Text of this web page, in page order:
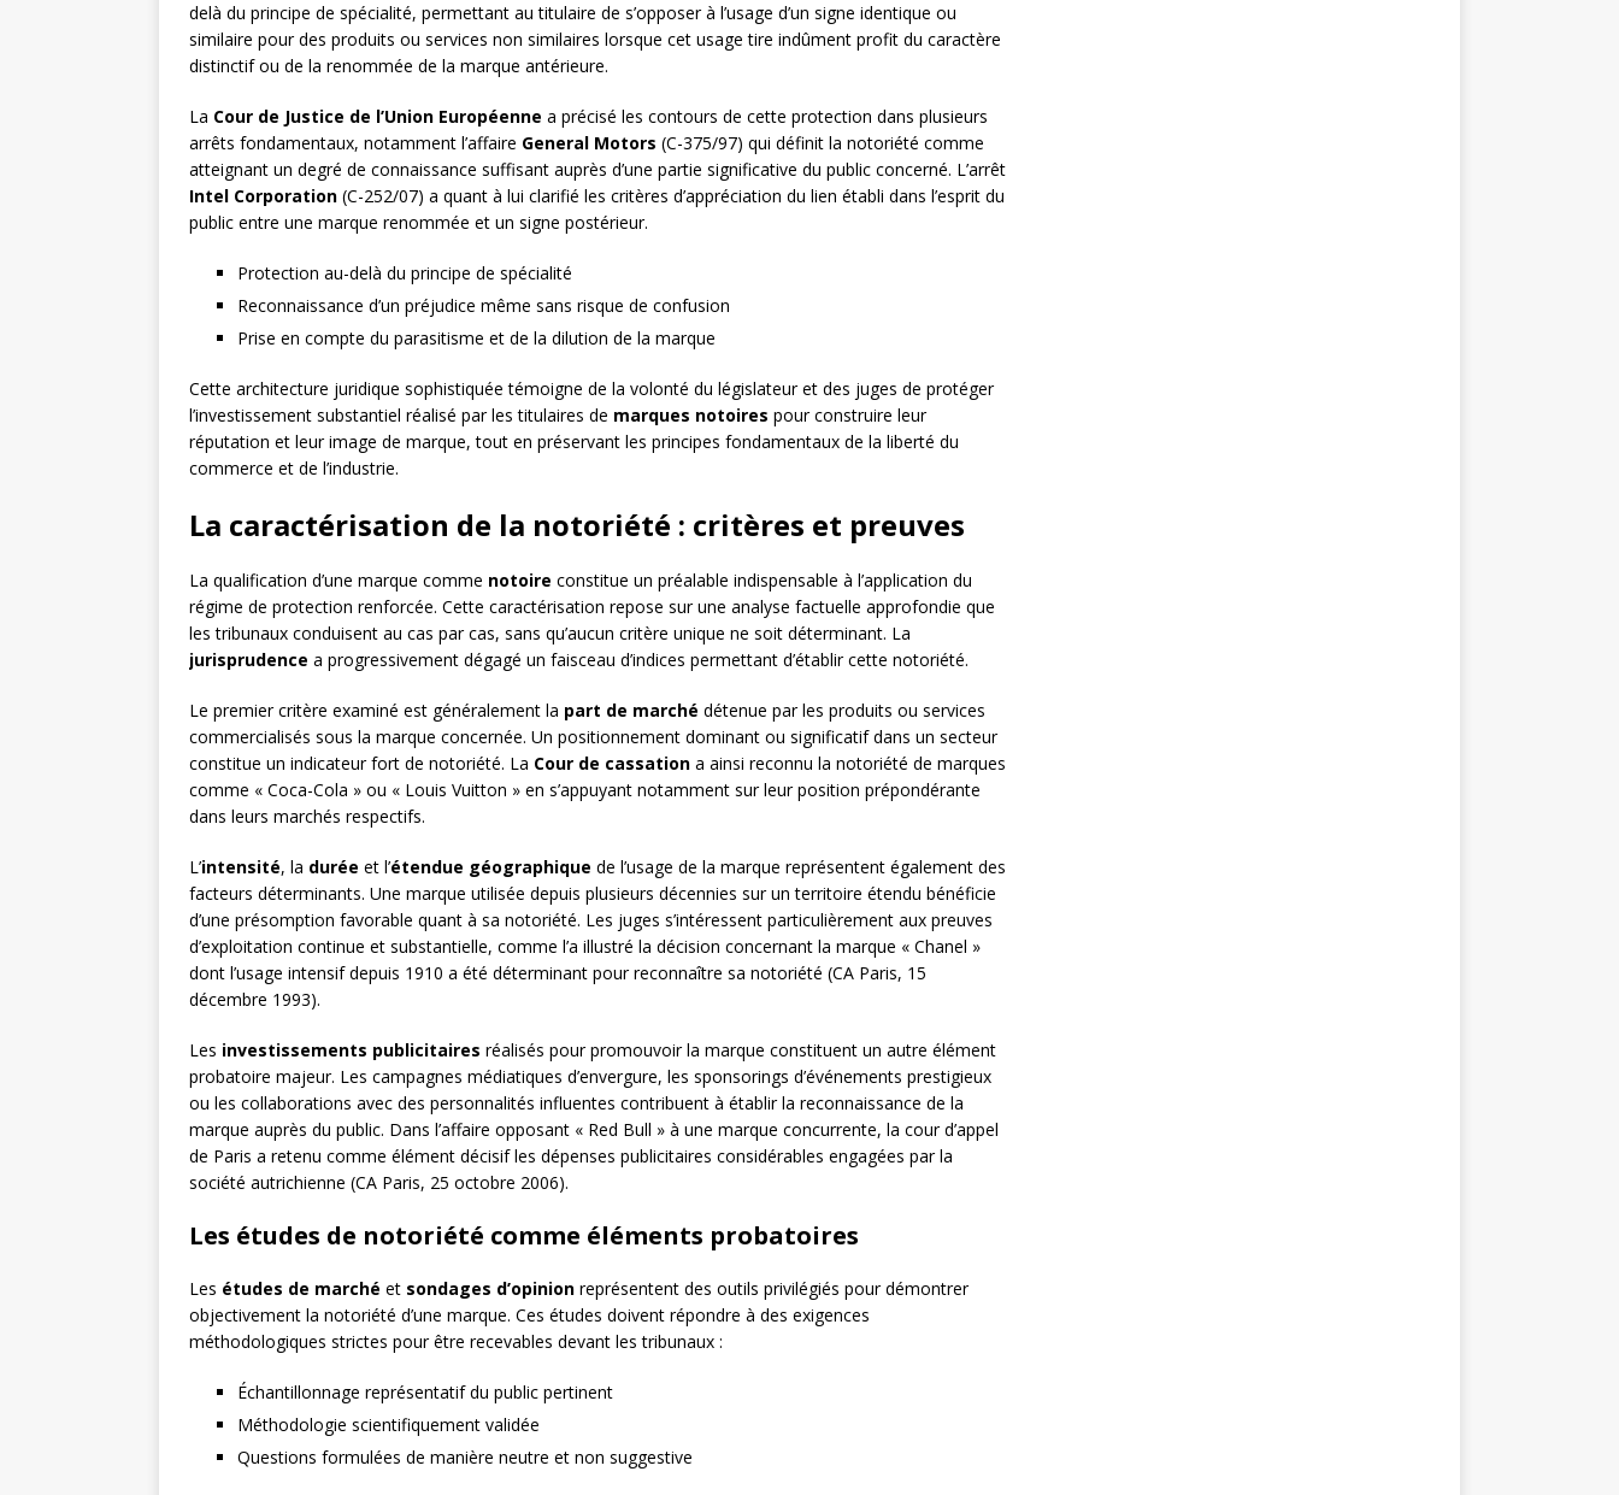
delà du principe de spécialité, permettant au titulaire de s’opposer à l’usage d’un signe identique ou
similaire pour des produits ou services non similaires lorsque cet usage tire indûment profit du caractère
distinctif ou de la renommée de la marque antérieure.
La Cour de Justice de l’Union Européenne a précisé les contours de cette protection dans plusieurs
arrêts fondamentaux, notamment l’affaire General Motors (C-375/97) qui définit la notoriété comme
atteignant un degré de connaissance suffisant auprès d’une partie significative du public concerné. L’arrêt
Intel Corporation (C-252/07) a quant à lui clarifié les critères d’appréciation du lien établi dans l’esprit du
public entre une marque renommée et un signe postérieur.
Protection au-delà du principe de spécialité
Reconnaissance d’un préjudice même sans risque de confusion
Prise en compte du parasitisme et de la dilution de la marque
Cette architecture juridique sophistiquée témoigne de la volonté du législateur et des juges de protéger
l’investissement substantiel réalisé par les titulaires de marques notoires pour construire leur
réputation et leur image de marque, tout en préservant les principes fondamentaux de la liberté du
commerce et de l’industrie.
La caractérisation de la notoriété : critères et preuves
La qualification d’une marque comme notoire constitue un préalable indispensable à l’application du
régime de protection renforcée. Cette caractérisation repose sur une analyse factuelle approfondie que
les tribunaux conduisent au cas par cas, sans qu’aucun critère unique ne soit déterminant. La
jurisprudence a progressivement dégagé un faisceau d’indices permettant d’établir cette notoriété.
Le premier critère examiné est généralement la part de marché détenue par les produits ou services
commercialisés sous la marque concernée. Un positionnement dominant ou significatif dans un secteur
constitue un indicateur fort de notoriété. La Cour de cassation a ainsi reconnu la notoriété de marques
comme « Coca-Cola » ou « Louis Vuitton » en s’appuyant notamment sur leur position prépondérante
dans leurs marchés respectifs.
L’intensité, la durée et l’étendue géographique de l’usage de la marque représentent également des
facteurs déterminants. Une marque utilisée depuis plusieurs décennies sur un territoire étendu bénéficie
d’une présomption favorable quant à sa notoriété. Les juges s’intéressent particulièrement aux preuves
d’exploitation continue et substantielle, comme l’a illustré la décision concernant la marque « Chanel »
dont l’usage intensif depuis 1910 a été déterminant pour reconnaître sa notoriété (CA Paris, 15
décembre 1993).
Les investissements publicitaires réalisés pour promouvoir la marque constituent un autre élément
probatoire majeur. Les campagnes médiatiques d’envergure, les sponsorings d’événements prestigieux
ou les collaborations avec des personnalités influentes contribuent à établir la reconnaissance de la
marque auprès du public. Dans l’affaire opposant « Red Bull » à une marque concurrente, la cour d’appel
de Paris a retenu comme élément décisif les dépenses publicitaires considérables engagées par la
société autrichienne (CA Paris, 25 octobre 2006).
Les études de notoriété comme éléments probatoires
Les études de marché et sondages d’opinion représentent des outils privilégiés pour démontrer
objectivement la notoriété d’une marque. Ces études doivent répondre à des exigences
méthodologiques strictes pour être recevables devant les tribunaux :
Échantillonnage représentatif du public pertinent
Méthodologie scientifiquement validée
Questions formulées de manière neutre et non suggestive